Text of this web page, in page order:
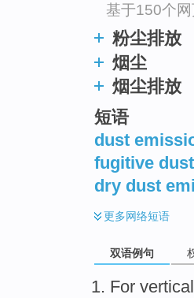
基于150个网
粉尘排放
烟尘
烟尘排放
短语
dust
fugitive
dry dust
更多网络短语
双语例句
For vertical